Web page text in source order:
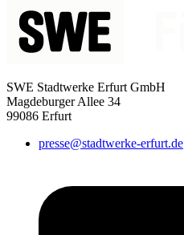
SWE Stadtwerke Erfurt GmbH
Magdeburger Allee 34
99086 Erfurt
presse@stadtwerke-erfurt.de